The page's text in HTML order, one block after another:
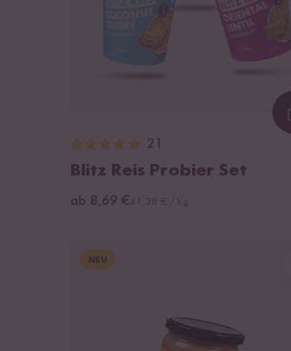
21
Blitz Reis Probier Set
ab 8,69 €
NEU